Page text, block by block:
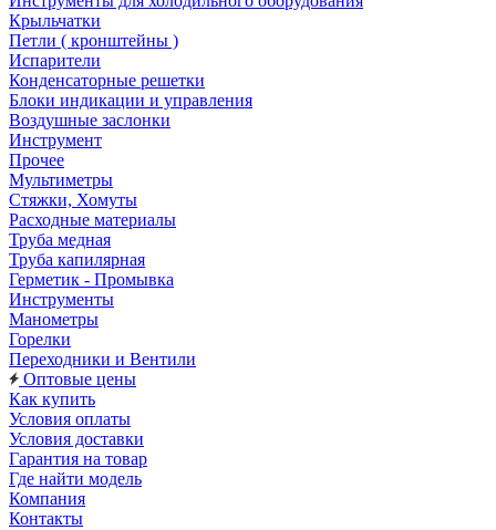
Крыльчатки
Петли ( кронштейны )
Испарители
Конденсаторные решетки
Блоки индикации и управления
Воздушные заслонки
Инструмент
Прочее
Мультиметры
Стяжки, Хомуты
Расходные материалы
Труба медная
Труба капилярная
Герметик - Промывка
Инструменты
Манометры
Горелки
Переходники и Вентили
Оптовые цены
Как купить
Условия оплаты
Условия доставки
Гарантия на товар
Где найти модель
Компания
Контакты